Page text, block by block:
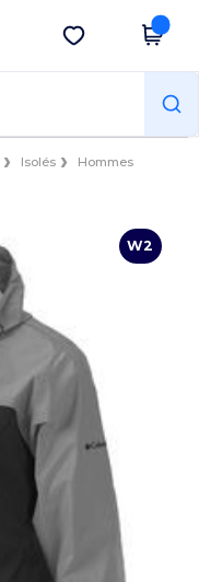
Obtenir l'appli
Isolés
Hommes
W2